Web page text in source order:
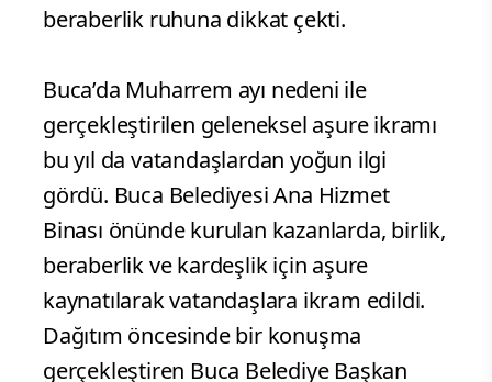
beraberlik ruhuna dikkat çekti.
Buca’da Muharrem ayı nedeni ile
gerçekleştirilen geleneksel aşure ikramı
bu yıl da vatandaşlardan yoğun ilgi
gördü. Buca Belediyesi Ana Hizmet
Binası önünde kurulan kazanlarda, birlik,
beraberlik ve kardeşlik için aşure
kaynatılarak vatandaşlara ikram edildi.
Dağıtım öncesinde bir konuşma
gerçekleştiren Buca Belediye Başkan